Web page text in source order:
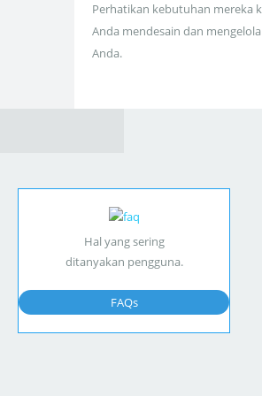
Perhatikan kebutuhan mereka
Anda mendesain dan
Anda.
Hal yang sering
ditanyakan pengguna.
FAQs